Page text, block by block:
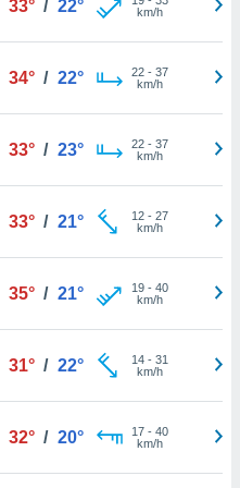
33° / 22°
km/h
34° / 22° 22- 37
km/h
33° / 23° 22- 37
km/h
33° / 21° 12- 27
km/h
35° / 21° 19- 40
km/h
31° / 22° 14- 31
km/h
32° / 20° 17- 40
km/h